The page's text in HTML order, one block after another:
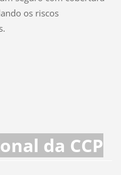
os riscos
da CCP